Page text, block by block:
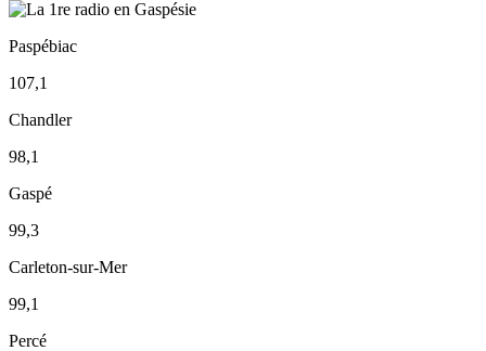
Paspébiac
107,1
Chandler
98,1
Gaspé
99,3
Carleton-sur-Mer
99,1
Percé